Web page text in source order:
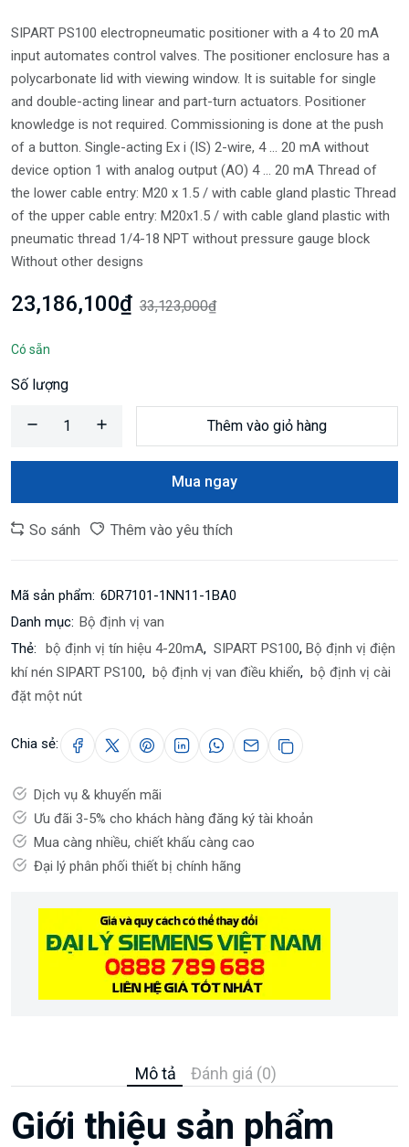
SIPART PS100 electropneumatic positioner with a 4 to 20 mA
input automates control valves. The positioner enclosure has a
polycarbonate lid with viewing window. It is suitable for single
and double-acting linear and part-turn actuators. Positioner
knowledge is not required. Commissioning is done at the push
of a button. Single-acting Ex i (IS) 2-wire, 4 ... 20 mA without
device option 1 with analog output (AO) 4 ... 20 mA Thread of
the lower cable entry: M20 x 1.5 / with cable gland plastic Thread
of the upper cable entry: M20x1.5 / with cable gland plastic with
pneumatic thread 1/4-18 NPT without pressure gauge block
Without other designs
23,186,100₫ 33,123,000₫
Có sẵn
Số lượng
Thêm vào giỏ hàng
Mua ngay
So sánh Thêm vào yêu thích
Mã sản phẩm: 6DR7101-1NN11-1BA0
Danh mục: Bộ định vị van
Thẻ:
bộ định vị tín hiệu 4-20mA, SIPART PS100, Bộ định vị điện
khí nén SIPART PS100, bộ định vị van điều khiển, bộ định vị cài
đặt một nút
Chia sẻ:
Dịch vụ & khuyến mãi
Ưu đãi 3-5% cho khách hàng đăng ký tài khoản
Mua càng nhiều, chiết khấu càng cao
Đại lý phân phối thiết bị chính hãng
Mô tả Đánh giá (0)
Giới thiệu sản phẩm